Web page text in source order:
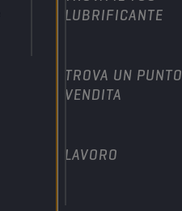
LUBRIFICANTE
TROVA UN PUNTO
VENDITA
LAVORO